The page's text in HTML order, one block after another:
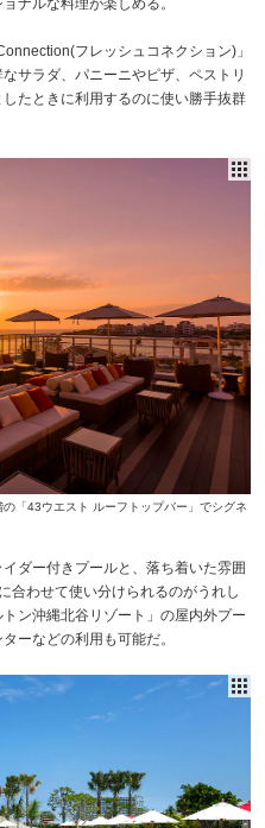
ナルな料理が楽しめる。
フレッシュコネクション)」
サラダ、パニーニやピザ、ペストリ
たときに利用するのに使い勝手抜群
「43ウエスト ルーフトップバー」でシグネ
ダー付きプールと、落ち着いた雰囲
合わせて使い分けられるのがうれし
ン沖縄北谷リゾート」の屋内外プー
ーなどの利用も可能だ。